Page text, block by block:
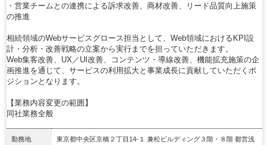
・営業チームとの連携による訴求改善、商材改善、リード品質向上施策
の推進
相続領域のWebサービスグロース担当として、Web領域におけるKPI設
計・分析・改善戦略の立案から実行までを担っていただきます。
Web集客改善、UX／UI改善、コンテンツ・導線改善、機能拡充施策の企
画推進を通じて、サービスの利用拡大と事業成長に貢献していただくポ
ジションとなります。
【業務内容変更の範囲】
同社業務全般
勤務地
東京都中央区京橋２丁目14‐１ 兼松ビルディング３階・８階 都営浅